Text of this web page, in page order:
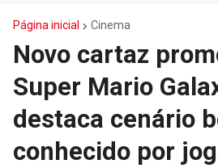
Página inicial Cinema
Novo cartaz
Super Mario
destaca cenário
conhecido por